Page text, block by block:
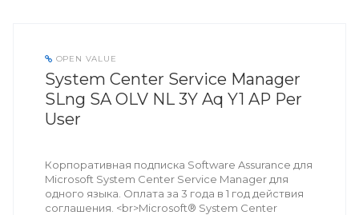
OPEN VALUE
System Center Service Manager
SLng SA OLV NL 3Y Aq Y1 AP Per
User
Корпоративная подписка Software Assurance для
Microsoft System Center Service Manager для
одного языка. Оплата за 3 года в 1 год действия
соглашения. <br>Microsoft® System Center